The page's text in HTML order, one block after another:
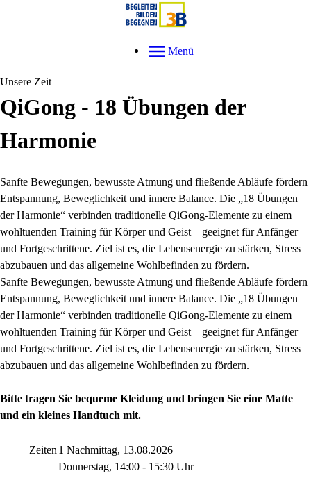
Menü
Unsere Zeit
QiGong - 18 Übungen der
Harmonie
Sanfte Bewegungen, bewusste Atmung und fließende Abläufe fördern
Entspannung, Beweglichkeit und innere Balance. Die „18 Übungen
der Harmonie“ verbinden traditionelle QiGong-Elemente zu einem
wohltuenden Training für Körper und Geist – geeignet für Anfänger
und Fortgeschrittene. Ziel ist es, die Lebensenergie zu stärken, Stress
abzubauen und das allgemeine Wohlbefinden zu fördern.
Sanfte Bewegungen, bewusste Atmung und fließende Abläufe fördern
Entspannung, Beweglichkeit und innere Balance. Die „18 Übungen
der Harmonie“ verbinden traditionelle QiGong-Elemente zu einem
wohltuenden Training für Körper und Geist – geeignet für Anfänger
und Fortgeschrittene. Ziel ist es, die Lebensenergie zu stärken, Stress
abzubauen und das allgemeine Wohlbefinden zu fördern.
Bitte tragen Sie bequeme Kleidung und bringen Sie eine Matte
und ein kleines Handtuch mit.
Zeiten 1 Nachmittag, 13.08.2026
Donnerstag, 14:00 - 15:30 Uhr